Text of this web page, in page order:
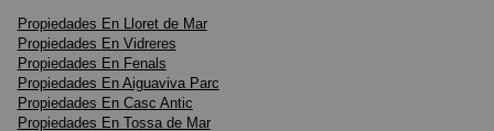
Propiedades En Lloret de Mar
Propiedades En Vidreres
Propiedades En Fenals
Propiedades En Aiguaviva Parc
Propiedades En Casc Antic
Propiedades En Tossa de Mar